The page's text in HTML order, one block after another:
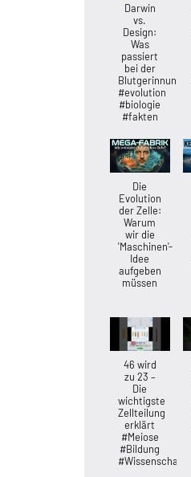
Darwin
vs.
Design:
Was
passiert
bei der
Blutgerinnung?
#evolution
#biologie
#fakten
Die
Evolution
der Zelle:
Warum
wir die
'Maschinen'-
Idee
aufgeben
müssen
46 wird
zu 23 –
Die
wichtigste
Zellteilung
erklärt
#Meiose
#Bildung
#Wissenschaft